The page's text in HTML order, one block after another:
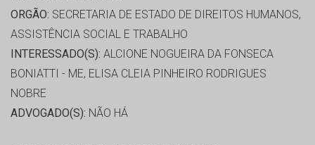
ORGÃO: SECRETARIA DE ESTADO DE DIREITOS HUMANOS,
ASSISTÊNCIA SOCIAL E TRABALHO
INTERESSADO(S): ALCIONE NOGUEIRA DA FONSECA
BONIATTI - ME, ELISA CLEIA PINHEIRO RODRIGUES
NOBRE
ADVOGADO(S): NÃO HÁ